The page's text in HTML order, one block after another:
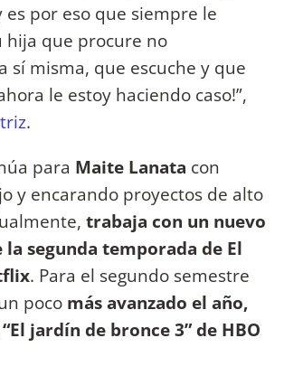
es por eso que siempre le
hija que procure no
sí misma, que escuche y que
le estoy haciendo caso!”,
.
para Maite Lanata con
y encarando proyectos de alto
trabaja con un nuevo
la segunda temporada de El
. Para el segundo semestre
poco más avanzado el año,
jardín de bronce 3” de HBO